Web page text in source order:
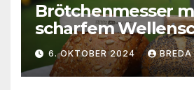
Brötchenmesser
scharfem
6. OKTOBER 2024 BREDA